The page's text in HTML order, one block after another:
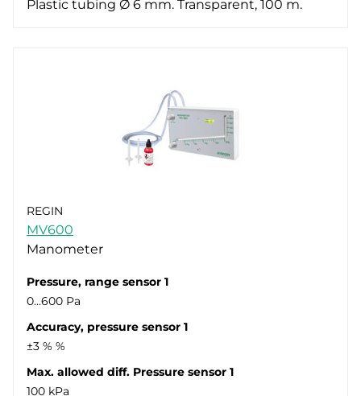
Plastic tubing Ø 6 mm. Transparent, 100 m.
REGIN
MV600
Manometer
Pressure, range sensor 1
0…600 Pa
Accuracy, pressure sensor 1
±3 % %
Max. allowed diff. Pressure sensor 1
100 kPa